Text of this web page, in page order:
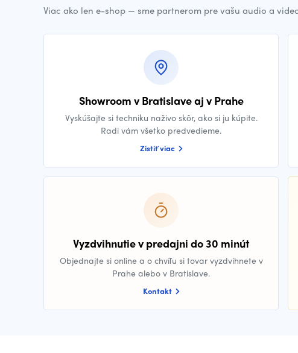
Viac ako len e-shop — sme partnerom pre vašu audio a
Showroom v Bratislave aj v Prahe
Vyskúšajte si techniku naživo skôr, ako si ju kúpite.
Radi vám všetko predvedieme.
Zistiť viac
Vyzdvihnutie v predajni do 30 minút
Objednajte si online a o chvíľu si tovar vyzdvihnete v
Prahe alebo v Bratislave.
Kontakt